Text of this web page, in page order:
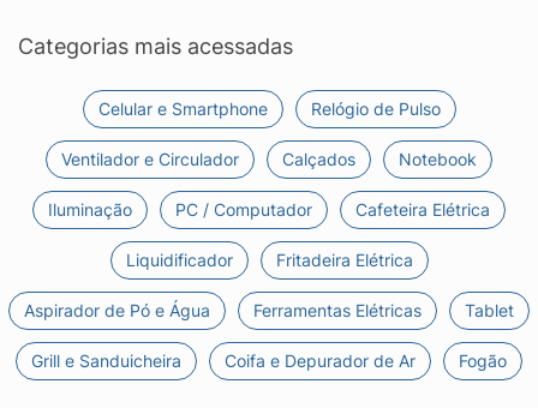
Categorias mais acessadas
Celular e Smartphone Relógio de Pulso
Ventilador e Circulador Calçados Notebook
Iluminação PC / Computador Cafeteira Elétrica
Liquidificador Fritadeira Elétrica
Aspirador de Pó e Água Ferramentas Elétricas Tablet
Grill e Sanduicheira Coifa e Depurador de Ar Fogão